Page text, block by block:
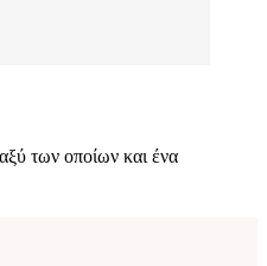
των οποίων και ένα